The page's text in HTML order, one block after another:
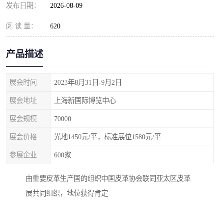
发布日期： 2026-08-09
阅 读 量： 620
产品描述
展会时间 2023年8月31日-9月2日
展会地址 上海新国际博览中心
展会规模 70000
展会价格 光地1450元/平，标准展位1580元/平
参展企业 600家
由重要皮革生产国的组织中国皮革协会联同亚太区皮革
展共同组织，地位获得肯定